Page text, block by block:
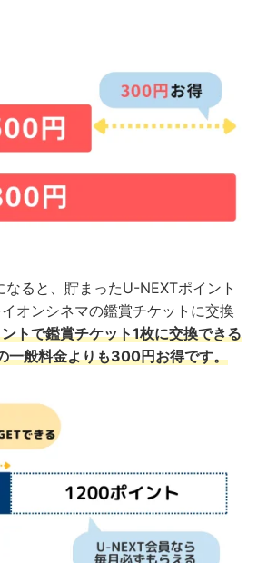
ると、貯まったU-NEXTポイント
イオンシネマの鑑賞チケットに交換
トで鑑賞チケット1枚に交換できる
一般料金よりも300円お得です。